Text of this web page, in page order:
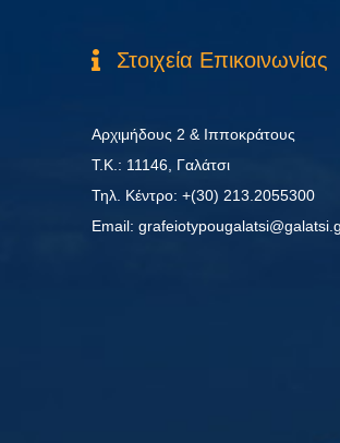
Στοιχεία Επικοινωνίας
Αρχιμήδους 2 & Ιπποκράτους
Τ.Κ.: 11146, Γαλάτσι
Τηλ. Κέντρο: +(30) 213.2055300
Εmail: